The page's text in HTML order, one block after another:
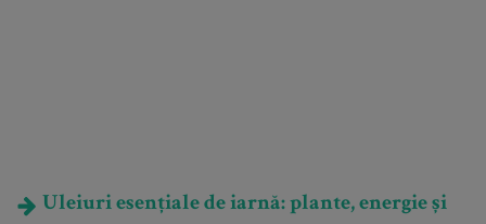
Uleiuri esențiale de iarnă: plante, energie și